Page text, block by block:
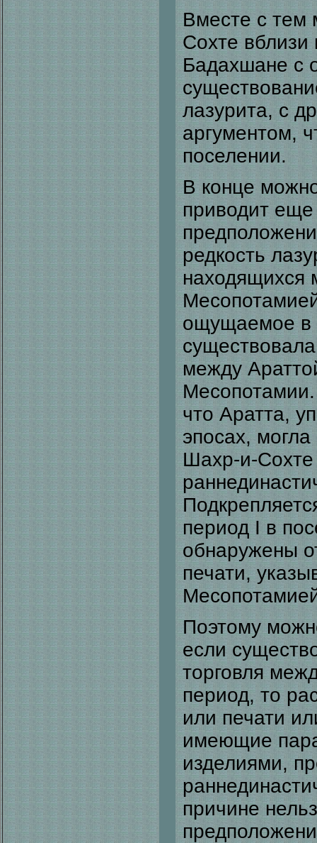
Вместе с тем
Сохте вблизи
Бадахшане с
лазурита, с
аргументом,
поселении.
В конце
приводит еще
редкость
находящихся
ощущаемое в
между
что Аратта,
эпосах,
Шахр-и-
период I в
обнаружены
печати,
Поэтому
если
торговля
период, то
или печати
имеющие
изделиями,
причине